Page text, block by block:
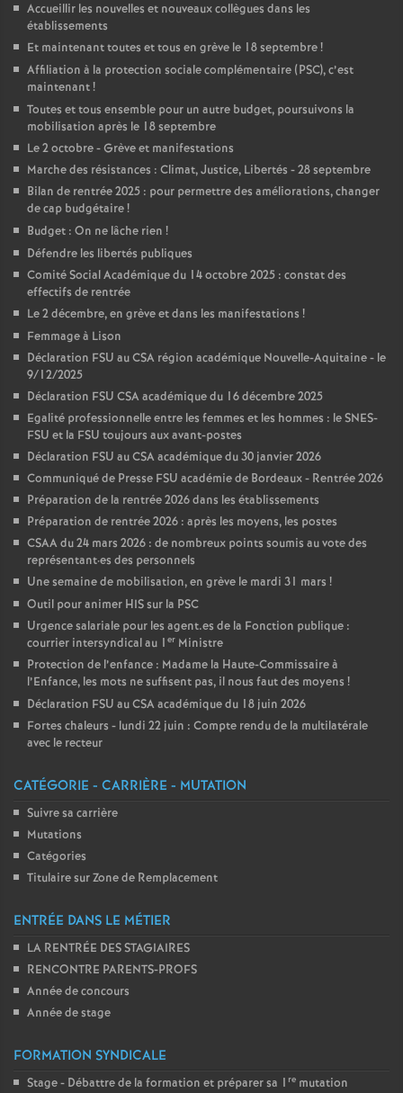
Accueillir les nouvelles et nouveaux collègues dans les
établissements
Et maintenant toutes et tous en grève le 18 septembre!
Affiliation à la protection sociale complémentaire (PSC), c’est
maintenant!
Toutes et tous ensemble pour un autre budget, poursuivons la
mobilisation après le 18 septembre
Le 2 octobre - Grève et manifestations
Marche des résistances : Climat, Justice, Libertés - 28 septembre
Bilan de rentrée 2025 : pour permettre des améliorations, changer
de cap budgétaire!
Budget : On ne lâche rien !
Défendre les libertés publiques
Comité Social Académique du 14 octobre 2025 : constat des
effectifs de rentrée
Le 2 décembre, en grève et dans les manifestations !
Femmage à Lison
Déclaration FSU au CSA région académique Nouvelle-Aquitaine - le
9/12/2025
Déclaration FSU CSA académique du 16 décembre 2025
Egalité professionnelle entre les femmes et les hommes : le SNES-
FSU et la FSU toujours aux avant-postes
Déclaration FSU au CSA académique du 30 janvier 2026
Communiqué de Presse FSU académie de Bordeaux - Rentrée 2026
Préparation de la rentrée 2026 dans les établissements
Préparation de rentrée 2026 : après les moyens, les postes
CSAA du 24 mars 2026 : de nombreux points soumis au vote des
représentant·es des personnels
Une semaine de mobilisation, en grève le mardi 31 mars !
Outil pour animer HIS sur la PSC
Urgence salariale pour les agent.es de la Fonction publique :
courrier intersyndical au 1 er Ministre
Protection de l’enfance : Madame la Haute-Commissaire à
l’Enfance, les mots ne suffisent pas, il nous faut des moyens !
Déclaration FSU au CSA académique du 18 juin 2026
Fortes chaleurs - lundi 22 juin : Compte rendu de la multilatérale
avec le recteur
CATÉGORIE - CARRIÈRE - MUTATION
Suivre sa carrière
Mutations
Catégories
Titulaire sur Zone de Remplacement
ENTRÉE DANS LE MÉTIER
LA RENTRÉE DES STAGIAIRES
RENCONTRE PARENTS-PROFS
Année de concours
Année de stage
FORMATION SYNDICALE
Stage - Débattre de la formation et préparer sa 1 re mutation